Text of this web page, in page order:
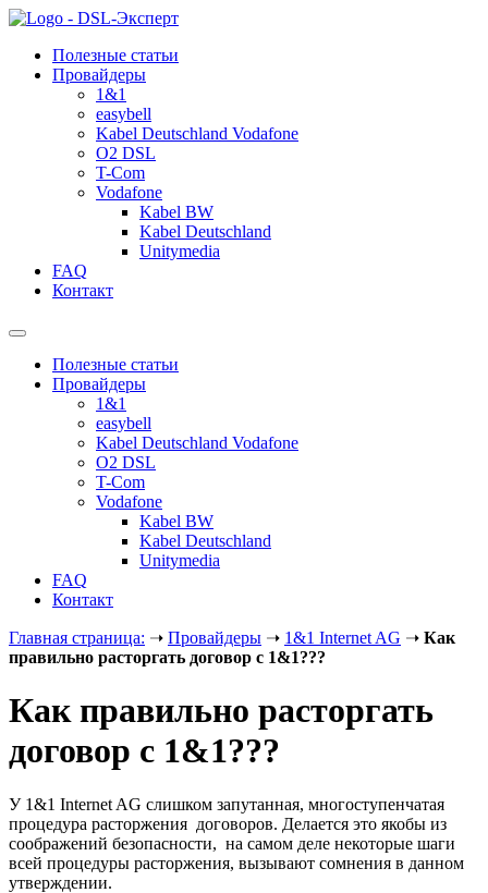
Полезные статьи
Провайдеры
1&1
easybell
Kabel Deutschland Vodafone
O2 DSL
T-Com
Vodafone
Kabel BW
Kabel Deutschland
Unitymedia
FAQ
Контакт
Полезные статьи
Провайдеры
1&1
easybell
Kabel Deutschland Vodafone
O2 DSL
T-Com
Vodafone
Kabel BW
Kabel Deutschland
Unitymedia
FAQ
Контакт
Главная страница: ➝ Провайдеры ➝ 1&1 Internet AG ➝ Как
правильно расторгать договор с 1&1???
Как правильно расторгать
договор с 1&1???
У 1&1 Internet AG слишком запутанная, многоступенчатая
процедура расторжения договоров. Делается это якобы из
соображений безопасности, на самом деле некоторые шаги
всей процедуры расторжения, вызывают сомнения в данном
утверждении.